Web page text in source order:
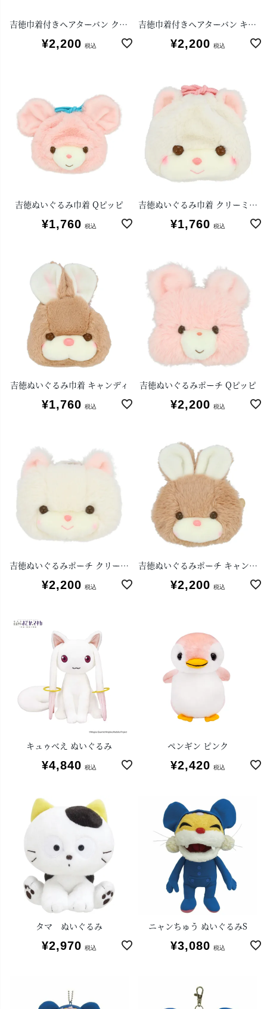
吉徳巾着付きヘアターバン クリーミーねこ
¥2,200 税込
吉徳巾着付きヘアターバン キャンディ
¥2,200 税込
吉徳ぬいぐるみ巾着 Qピッピ
¥1,760 税込
吉徳ぬいぐるみ巾着 クリーミーねこ
¥1,760 税込
吉徳ぬいぐるみ巾着 キャンディ
¥1,760 税込
吉徳ぬいぐるみポーチ Qピッピ
¥2,200 税込
吉徳ぬいぐるみポーチ クリーミーねこ
¥2,200 税込
吉徳ぬいぐるみポーチ キャンディ
¥2,200 税込
キュゥべえ ぬいぐるみ
¥4,840 税込
ペンギン ピンク
¥2,420 税込
タマ ぬいぐるみ
¥2,970 税込
ニャンちゅう ぬいぐるみS
¥3,080 税込